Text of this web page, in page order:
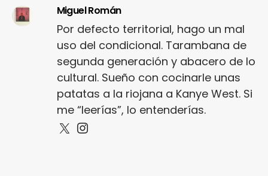
Miguel Román
Por defecto territorial, hago un mal
uso del condicional. Tarambana de
segunda generación y abacero de lo
cultural. Sueño con cocinarle unas
patatas a la riojana a Kanye West. Si
me “leerías”, lo entenderías.